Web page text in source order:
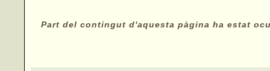
Part del contingut d'aquesta pàgina ha estat